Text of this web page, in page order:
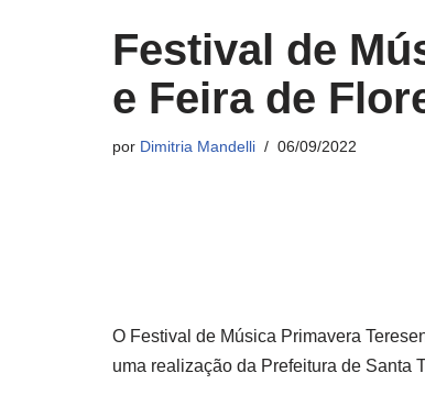
Festival de
e Feira de
por Dimitria Mandelli 06/09/2022
O Festival de Música Primavera
uma realização da Prefeitura de Santa